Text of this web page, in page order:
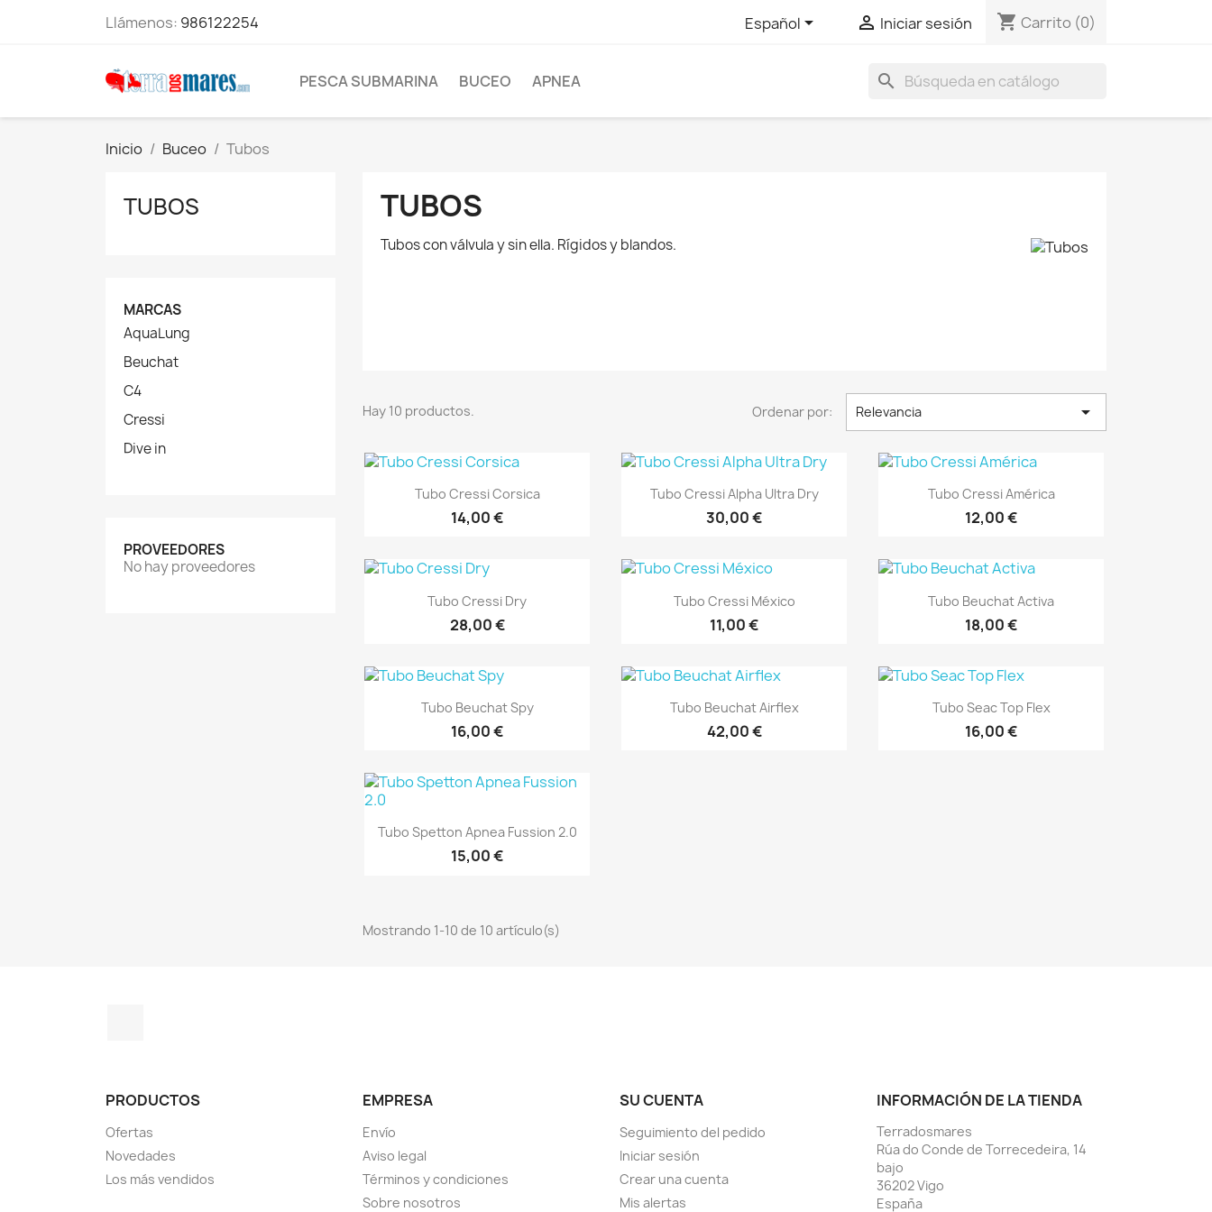
Llámenos: 986122254 Español  Iniciar sesión shopping_cart Carrito (0)
PESCA SUBMARINA BUCEO APNEA search
Inicio Buceo Tubos
TUBOS
MARCAS
AquaLung
Beuchat
C4
Cressi
Dive in
PROVEEDORES
No hay proveedores
TUBOS
Tubos con válvula y sin ella. Rígidos y blandos.
Hay 10 productos. Ordenar por: Relevancia 
Vista rápida
Tubo Cressi Corsica
14,00 €
Vista rápida
Tubo Cressi Alpha Ultra Dry
30,00 €
Vista rápida
Tubo Cressi América
12,00 €
Vista rápida
Tubo Cressi Dry
28,00 €
Vista rápida
Tubo Cressi México
11,00 €
 Vista rápida
Tubo Beuchat Activa
18,00 €
Vista rápida
Tubo Beuchat Spy
16,00 €
 Vista rápida
Tubo Beuchat Airflex
42,00 €
Vista rápida
Tubo Seac Top Flex
16,00 €
Vista rápida
Tubo Spetton Apnea Fussion 2.0
15,00 €
Mostrando 1-10 de 10 artículo(s)
PRODUCTOS
Ofertas
Novedades
Los más vendidos
EMPRESA
Envío
Aviso legal
Términos y condiciones
Sobre nosotros
SU CUENTA
Seguimiento del pedido
Iniciar sesión
Crear una cuenta
Mis alertas
INFORMACIÓN DE LA TIENDA
Terradosmares
Rúa do Conde de Torrecedeira, 14
bajo
36202 Vigo
España